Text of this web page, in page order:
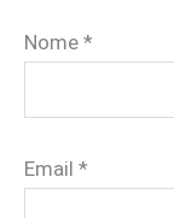
Nome *
Email *